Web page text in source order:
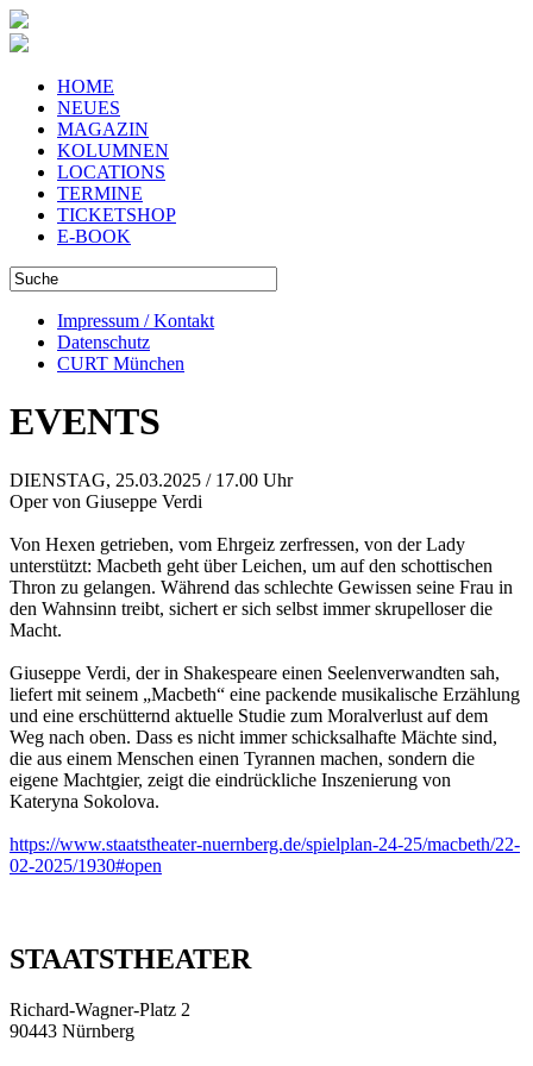
HOME
NEUES
MAGAZIN
KOLUMNEN
LOCATIONS
TERMINE
TICKETSHOP
E-BOOK
Impressum / Kontakt
Datenschutz
CURT München
EVENTS
DIENSTAG, 25.03.2025 / 17.00 Uhr
Oper von Giuseppe Verdi
Von Hexen getrieben, vom Ehrgeiz zerfressen, von der Lady
unterstützt: Macbeth geht über Leichen, um auf den schottischen
Thron zu gelangen. Während das schlechte Gewissen seine Frau in
den Wahnsinn treibt, sichert er sich selbst immer skrupelloser die
Macht.
Giuseppe Verdi, der in Shakespeare einen Seelenverwandten sah,
liefert mit seinem „Macbeth“ eine packende musikalische Erzählung
und eine erschütternd aktuelle Studie zum Moralverlust auf dem
Weg nach oben. Dass es nicht immer schicksalhafte Mächte sind,
die aus einem Menschen einen Tyrannen machen, sondern die
eigene Machtgier, zeigt die eindrückliche Inszenierung von
Kateryna Sokolova.
https://www.staatstheater-nuernberg.de/spielplan-24-25/macbeth/22-
02-2025/1930#open
STAATSTHEATER
Richard-Wagner-Platz 2
90443 Nürnberg